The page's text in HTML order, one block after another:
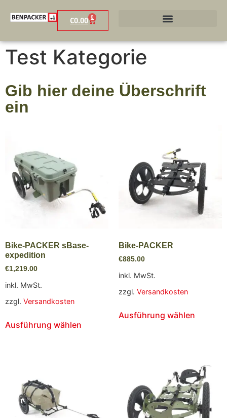
€0.00 0
Test Kategorie
Gib hier deine Überschrift
ein
Bike-PACKER sBase-
expedition
€1,219.00
inkl. MwSt.
zzgl. Versandkosten
Ausführung wählen
Bike-PACKER
€885.00
inkl. MwSt.
zzgl. Versandkosten
Ausführung wählen